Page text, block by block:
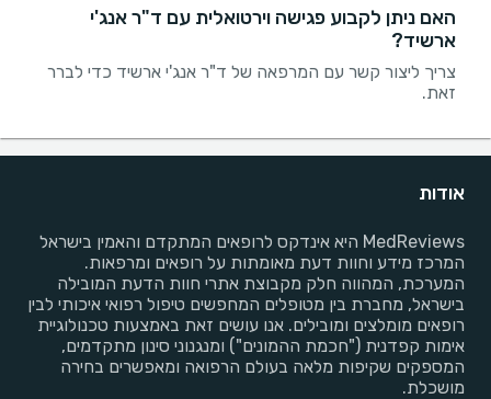
האם ניתן לקבוע פגישה וירטואלית עם ד"ר אנג'י
ארשיד?
צריך ליצור קשר עם המרפאה של ד"ר אנג'י ארשיד כדי לברר
זאת.
אודות
MedReviews היא אינדקס לרופאים המתקדם והאמין בישראל
המרכז מידע וחוות דעת מאומתות על רופאים ומרפאות.
המערכת, המהווה חלק מקבוצת אתרי חוות הדעת המובילה
בישראל, מחברת בין מטופלים המחפשים טיפול רפואי איכותי לבין
רופאים מומלצים ומובילים. אנו עושים זאת באמצעות טכנולוגיית
אימות קפדנית ("חכמת ההמונים") ומנגנוני סינון מתקדמים,
המספקים שקיפות מלאה בעולם הרפואה ומאפשרים בחירה
מושכלת.